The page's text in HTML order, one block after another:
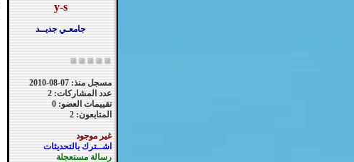
y-s
جامعـي جديــد
مسجل منذ: 07-08-2010
عدد المشاركات: 2
تقييمات العضو: 0
المتابعون: 2
غير موجود
اشــترك بالتحديثات
رسالة مستعجلة